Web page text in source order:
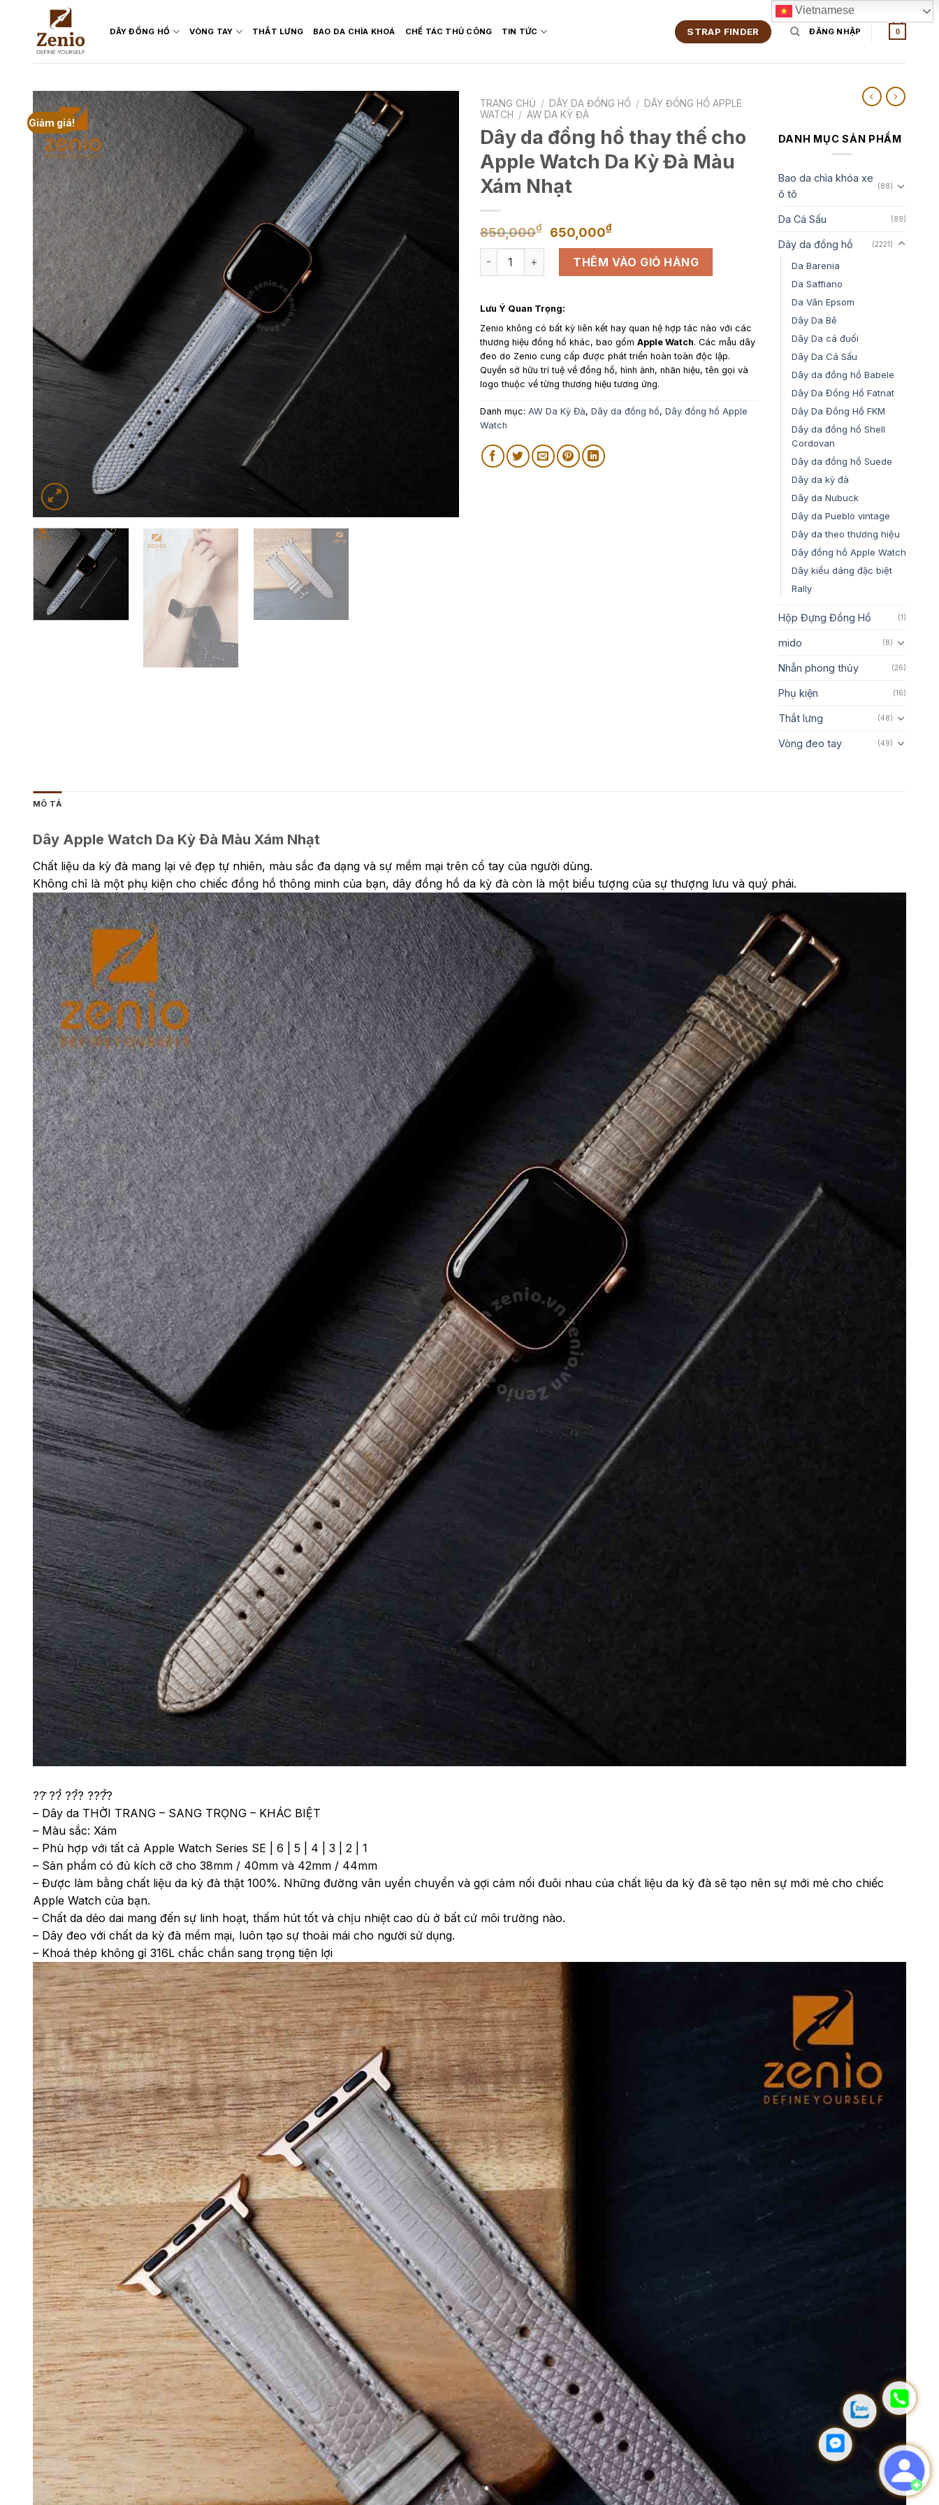
content
DÂY ĐỒNG HỒ VÒNG TAY THẮT LƯNG BAO DA CHÌA KHOÁ CHẾ TÁC THỦ CÔNG TIN TỨC STRAP FINDER ĐĂNG NHẬP 0
Giảm giá!
TRANG CHỦ / DÂY DA ĐỒNG HỒ / DÂY ĐỒNG HỒ APPLE
WATCH
/ AW DA KỲ ĐÀ
Dây da đồng hồ thay thế cho
Apple Watch Da Kỳ Đà Màu
Xám Nhạt
850,000₫
Giá
gốc
850,000₫.
650,000₫Giá
hiện
tại
là:
Dây da đồng hồ thay thế cho Apple Watch Da Kỳ Đà Màu Xám Nhạt số lượng
THÊM VÀO GIỎ HÀNG
Lưu Ý Quan Trọng:
Zenio không có bất kỳ liên kết hay quan hệ hợp tác nào với các
thương hiệu đồng hồ khác, bao gồm Apple Watch. Các mẫu dây
đeo do Zenio cung cấp được phát triển hoàn toàn độc lập.
Quyền sở hữu trí tuệ về đồng hồ, hình ảnh, nhãn hiệu, tên gọi và
logo thuộc về từng thương hiệu tương ứng.
Danh mục: AW Da Kỳ Đà, Dây da đồng hồ, Dây đồng hồ Apple
Watch
DANH MỤC SẢN PHẨM
Bao da chìa khóa xe
ô tô
(88)
Da Cá Sấu (89)
Dây da đồng hồ (2221)
Da Barenia
Da Saffiano
Da Vân Epsom
Dây Da Bê
Dây Da cá đuối
Dây Da Cá Sấu
Dây da đồng hồ Babele
Dây Da Đồng Hồ Fatnat
Dây Da Đồng Hồ FKM
Dây da đồng hồ Shell
Cordovan
Dây da đồng hồ Suede
Dây da kỳ đà
Dây da Nubuck
Dây da Pueblo vintage
Dây da theo thương hiệu
Dây đồng hồ Apple Watch
Dây kiểu dáng đặc biệt
Rally
Hộp Đựng Đồng Hồ (1)
mido (8)
Nhẫn phong thủy (26)
Phụ kiện (16)
Thắt lưng (48)
Vòng đeo tay (49)
MÔ TẢ
Dây Apple Watch Da Kỳ Đà Màu Xám Nhạt
Chất liệu da kỳ đà mang lại vẻ đẹp tự nhiên, màu sắc đa dạng và sự mềm mại trên cổ tay của người dùng.
Không chỉ là một phụ kiện cho chiếc đồng hồ thông minh của bạn, dây đồng hồ da kỳ đà còn là một biểu tượng của sự thượng lưu và quý phái.
??̂ ??̉ ??̉? ???̂̉?
– Dây da THỜI TRANG – SANG TRỌNG – KHÁC BIỆT
– Màu sắc: Xám
– Phù hợp với tất cả Apple Watch Series SE | 6 | 5 | 4 | 3 | 2 | 1
– Sản phẩm có đủ kích cỡ cho 38mm / 40mm và 42mm / 44mm
– Được làm bằng chất liệu da kỳ đà thật 100%. Những đường vân uyển chuyển và gợi cảm nối đuôi nhau của chất liệu da kỳ đà sẽ tạo nên sự mới mẻ cho chiếc
Apple Watch của bạn.
– Chất da dẻo dai mang đến sự linh hoạt, thấm hút tốt và chịu nhiệt cao dù ở bất cứ môi trường nào.
– Dây đeo với chất da kỳ đà mềm mại, luôn tạo sự thoải mái cho người sử dụng.
– Khoá thép không gỉ 316L chắc chắn sang trọng tiện lợi
Vietnamese